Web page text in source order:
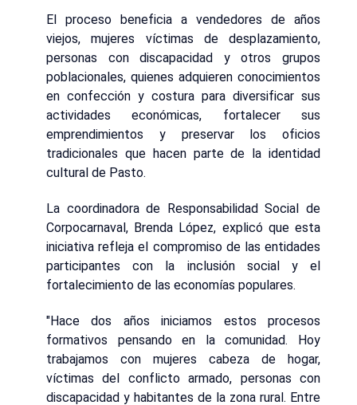
El proceso beneficia a vendedores de años
viejos, mujeres víctimas de desplazamiento,
personas con discapacidad y otros grupos
poblacionales, quienes adquieren conocimientos
en confección y costura para diversificar sus
actividades económicas, fortalecer sus
emprendimientos y preservar los oficios
tradicionales que hacen parte de la identidad
cultural de Pasto.
La coordinadora de Responsabilidad Social de
Corpocarnaval, Brenda López, explicó que esta
iniciativa refleja el compromiso de las entidades
participantes con la inclusión social y el
fortalecimiento de las economías populares.
"Hace dos años iniciamos estos procesos
formativos pensando en la comunidad. Hoy
trabajamos con mujeres cabeza de hogar,
víctimas del conflicto armado, personas con
discapacidad y habitantes de la zona rural. Entre